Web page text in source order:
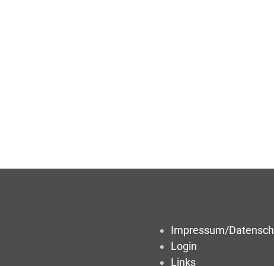
Impressum/
Login
Links